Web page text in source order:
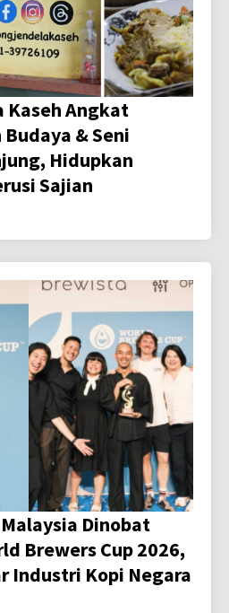
Kaseh Angkat
& Seni
Hidupkan
Sajian
Dinobat
Brewers Cup 2026,
Industri Kopi Negara